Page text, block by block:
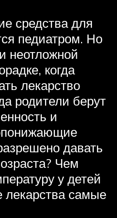
средства для
педиатром. Но
неотложной
когда
лекарство
родители берут
и
давать
Чем
у детей
лекарства самые